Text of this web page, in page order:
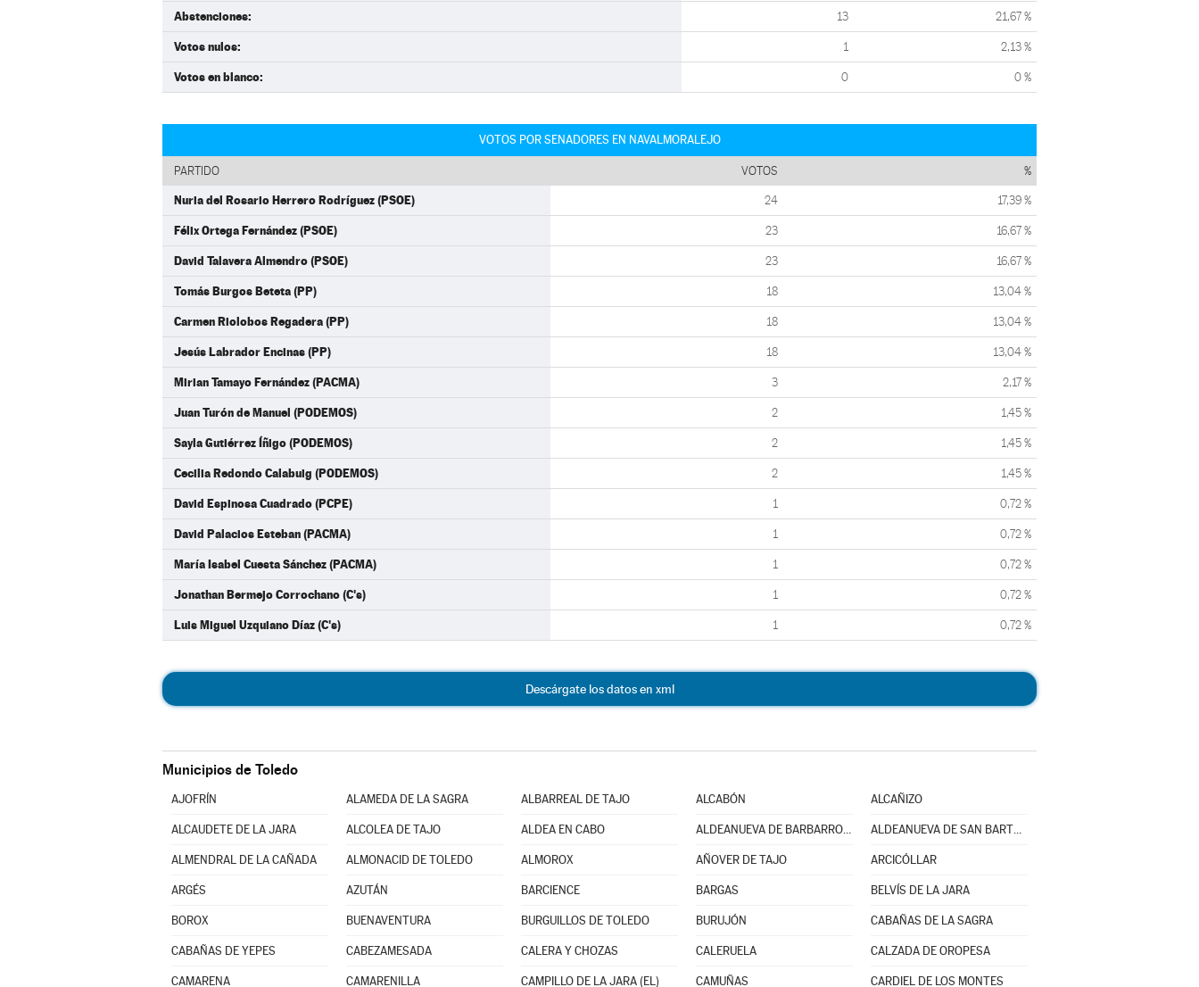
Abstenciones: 13 21,67 %
Votos nulos: 1 2,13 %
Votos en blanco: 0 0 %
VOTOS POR SENADORES EN NAVALMORALEJO
PARTIDO VOTOS %
Nuria del Rosario Herrero Rodríguez (PSOE) 24 17,39 %
Félix Ortega Fernández (PSOE) 23 16,67 %
David Talavera Almendro (PSOE) 23 16,67 %
Tomás Burgos Beteta (PP) 18 13,04 %
Carmen Riolobos Regadera (PP) 18 13,04 %
Jesús Labrador Encinas (PP) 18 13,04 %
Mirian Tamayo Fernández (PACMA) 3 2,17 %
Juan Turón de Manuel (PODEMOS) 2 1,45 %
Sayla Gutiérrez Íñigo (PODEMOS) 2 1,45 %
Cecilia Redondo Calabuig (PODEMOS) 2 1,45 %
David Espinosa Cuadrado (PCPE) 1 0,72 %
David Palacios Esteban (PACMA) 1 0,72 %
María Isabel Cuesta Sánchez (PACMA) 1 0,72 %
Jonathan Bermejo Corrochano (C's) 1 0,72 %
Luis Miguel Uzquiano Díaz (C's) 1 0,72 %
Descárgate los datos en xml
Municipios de Toledo
AJOFRÍN ALAMEDA DE LA SAGRA ALBARREAL DE TAJO ALCABÓN ALCAÑIZO
ALCAUDETE DE LA JARA ALCOLEA DE TAJO ALDEA EN CABO ALDEANUEVA DE BARBARROYA ALDEANUEVA DE SAN BARTOLOMÉ
ALMENDRAL DE LA CAÑADA ALMONACID DE TOLEDO ALMOROX AÑOVER DE TAJO ARCICÓLLAR
ARGÉS AZUTÁN BARCIENCE BARGAS BELVÍS DE LA JARA
BOROX BUENAVENTURA BURGUILLOS DE TOLEDO BURUJÓN CABAÑAS DE LA SAGRA
CABAÑAS DE YEPES CABEZAMESADA CALERA Y CHOZAS CALERUELA CALZADA DE OROPESA
CAMARENA CAMARENILLA CAMPILLO DE LA JARA (EL) CAMUÑAS CARDIEL DE LOS MONTES